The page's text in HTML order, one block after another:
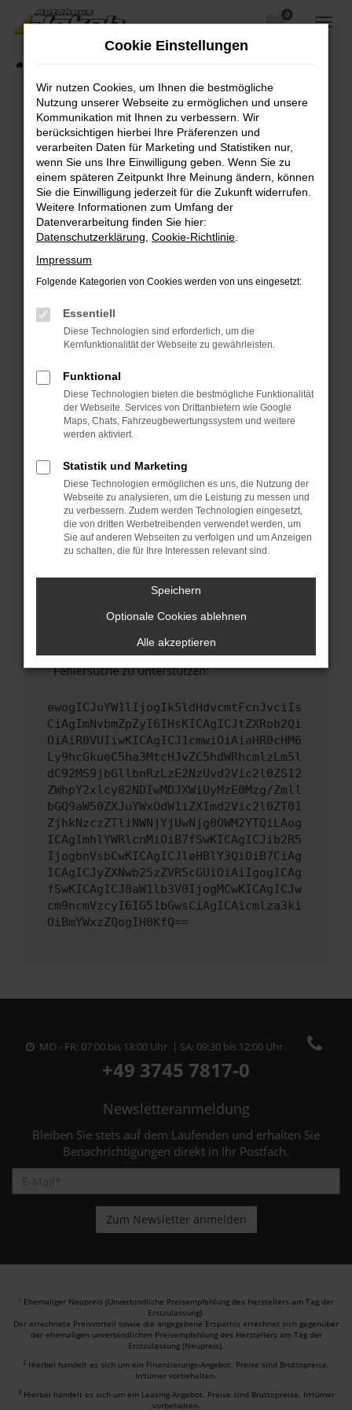
Zum
Hauptinhalt
0
Fehler: Network Error
Beim Laden ist ein Fehler aufgetreten.
Hier sind ein paar Tipps, die dir helfen können:
Überprüfe deine Firewall und deine
Internetverbindung.
Laden andere Webseiten, zum Beispiel deine
Suchmaschine?
Prüfe deine Browsererweiterungen.
Manche Erweiterungen, wie Werbeblocker,
können das Laden bestimmter Seiten
verhindern. Funktioniert die Seite in einem
Fenster?
Starte dein Gerät neu.
Das kann manchmal helfen, vorübergehende
Probleme zu beheben.
Betriebssystem auf dem neuesten Stand
sind.
Veraltete Software birgt nicht nur ein
Sicherheitsrisiko, sondern kann auch dazu
führen, dass bestimmte Funktionen nicht mehr
unterstützt werden.
Wende dich an den Webseitenbetreiber.
Wenn du alle oben genannten Schritte versucht
hast, kontaktiere uns bitte. Wir werden
versuchen, das Problem zu beheben. Du kannst
uns diesen Text schicken, um uns bei der
Fehlersuche zu unterstützen:
ewogICJuYW1lIjogIk5ldHdvcmtFcnJvciIs
CiAgImNvbmZpZyI6IHsKICAgICJtZXRob2Qi
OiAiR0VUIiwKICAgICJ1cmwiOiAiaHR0cHM6
Ly9hcGkueC5ha3MtcHJvZC5hdWRhcmlzLm5l
dC92MS9jbGllbnRzLzE2NzUvd2Vic2l0ZS12
ZWhpY2xlcy82NDIwMDJXWiUyMzE0Mzg/Zmll
bGQ9aW50ZXJuYWxOdW1iZXImd2Vic2l0ZT01
ZjhkNzczZTliNWNjYjUwNjg0OWM2YTQiLAog
ICAgImhlYWRlcnMiOiB7fSwKICAgICJib2R5
IjogbnVsbCwKICAgICJleHBlY3QiOiB7CiAg
ICAgICJyZXNwb25zZVR5cGUiOiAiIgogICAg
fSwKICAgICJ0aW1lb3V0IjogMCwKICAgICJw
cm9ncmVzcyI6IG51bGwsCiAgICAicmlza3ki
OiBmYWxzZQogIH0KfQ==
MO - FR: 07:00 bis 18:00 Uhr | SA: 09:30 bis 12:00 Uhr
+49 3745 7817-0
Newsletteranmeldung
Bleiben Sie stets auf dem Laufenden und erhalten Sie
Benachrichtigungen direkt in Ihr Postfach.
1 Ehemaliger Neupreis (Unverbindliche Preisempfehlung des Herstellers am Tag der
Erstzulassung).
Der errechnete Preisvorteil sowie die angegebene Ersparnis errechnet sich gegenüber
der ehemaligen unverbindlichen Preisempfehlung des Herstellers am Tag der
Erstzulassung (Neupreis).
2 Hierbei handelt es sich um ein Finanzierungs-Angebot. Preise sind Bruttopreise.
Irrtümer vorbehalten.
3 Hierbei handelt es sich um ein Leasing-Angebot. Preise sind Bruttopreise. Irrtümer
vorbehalten.
Cookie Einstellungen
Wir nutzen Cookies, um Ihnen die bestmögliche
Nutzung unserer Webseite zu ermöglichen und unsere
Kommunikation mit Ihnen zu verbessern. Wir
berücksichtigen hierbei Ihre Präferenzen und
verarbeiten Daten für Marketing und Statistiken nur,
wenn Sie uns Ihre Einwilligung geben. Wenn Sie zu
einem späteren Zeitpunkt Ihre Meinung ändern, können
Sie die Einwilligung jederzeit für die Zukunft widerrufen.
Weitere Informationen zum Umfang der
Datenverarbeitung finden Sie hier:
Datenschutzerklärung Cookie-Richtlinie
Impressum
Folgende Kategorien von Cookies werden von uns eingesetzt:
Essentiell
Diese Technologien sind erforderlich, um die
Kernfunktionalität der Webseite zu gewährleisten.
Funktional
Diese Technologien bieten die bestmögliche Funktionalität
der Webseite. Services von Drittanbietern wie Google
Maps, Chats, Fahrzeugbewertungssystem und weitere
werden aktiviert.
Statistik und Marketing
Diese Technologien ermöglichen es uns, die Nutzung der
Webseite zu analysieren, um die Leistung zu messen und
zu verbessern. Zudem werden Technologien eingesetzt,
die von dritten Werbetreibenden verwendet werden, um
Sie auf anderen Webseiten zu verfolgen und um Anzeigen
zu schalten, die für Ihre Interessen relevant sind.
Speichern
Optionale Cookies ablehnen
Alle akzeptieren